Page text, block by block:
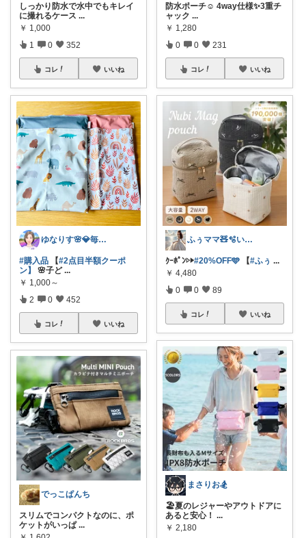
しっかり防水で水中でもキレイ
に撮れるケース ...
￥ 1,000
1 0 352
コレ いいね
ゆなりす🌸💎毎日投稿💎朝コレ
#購入品 【#2点目半額クーポ
ン】
🌸子ど ...
￥ 1,000～
2 0 452
コレ いいね
でっこぱんち
スリムでコンパクトなのに、ポ
ケットがいっぱ ...
防水ポーチ☺️ 4way仕様✨3重チ
ャック ...
￥ 1,280
0 0 231
コレ いいね
ふぅママ🧸🫧いつも有難うございます
ｸｰﾎﾟﾝ▷▶︎#20%OFF🩵 【#ふぅ ...
￥ 4,480
0 0 89
コレ いいね
まさりお🏂
🏖️夏のレジャーやアウトドアに
あると安心！ ...
￥ 2,180